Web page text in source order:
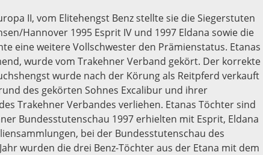
II, vom Elitehengst Benz stellte sie die Siegerstuten
Hannover 1995 Esprit IV und 1997 Eldana sowie die
eine weitere Vollschwester den Prämienstatus. Etanas
wurde vom Trakehner Verband gekört. Der korrekte
wurde nach der Körung als Reitpferd verkauft
des gekörten Sohnes Excalibur und ihrer
Trakehner Verbandes verliehen. Etanas Töchter sind
Bundesstutenschau 1997 erhielten mit Esprit, Eldana
bei der Bundesstutenschau des
wurden die drei Benz-Töchter aus der Etana mit dem